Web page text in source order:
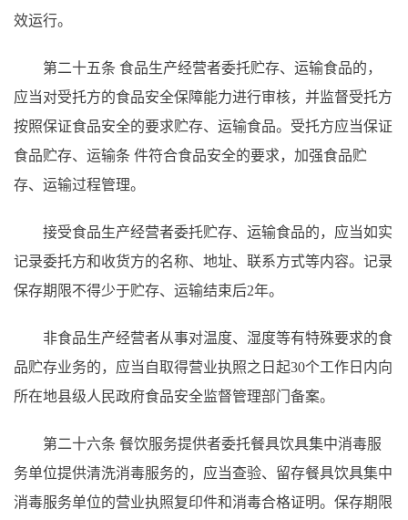
效运行。
第二十五条 食品生产经营者委托贮存、运输食品的，
应当对受托方的食品安全保障能力进行审核，并监督受托方
按照保证食品安全的要求贮存、运输食品。受托方应当保证
食品贮存、运输条 件符合食品安全的要求，加强食品贮
存、运输过程管理。
接受食品生产经营者委托贮存、运输食品的，应当如实
记录委托方和收货方的名称、地址、联系方式等内容。记录
保存期限不得少于贮存、运输结束后2年。
非食品生产经营者从事对温度、湿度等有特殊要求的食
品贮存业务的，应当自取得营业执照之日起30个工作日内向
所在地县级人民政府食品安全监督管理部门备案。
第二十六条 餐饮服务提供者委托餐具饮具集中消毒服
务单位提供清洗消毒服务的，应当查验、留存餐具饮具集中
消毒服务单位的营业执照复印件和消毒合格证明。保存期限